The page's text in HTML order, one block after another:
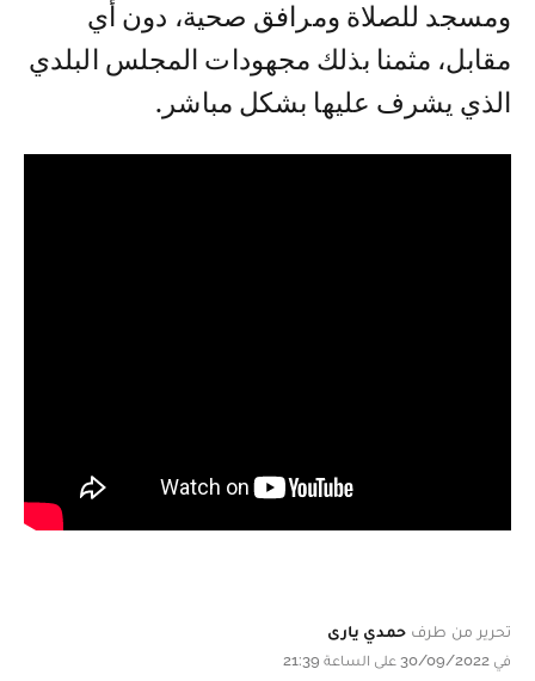
ومسجد للصلاة ومرافق صحية، دون أي
مقابل، مثمنا بذلك مجهودات المجلس البلدي
الذي يشرف عليها بشكل مباشر.
تحرير من طرف حمدي يارى
في 30/09/2022 على الساعة 21:39